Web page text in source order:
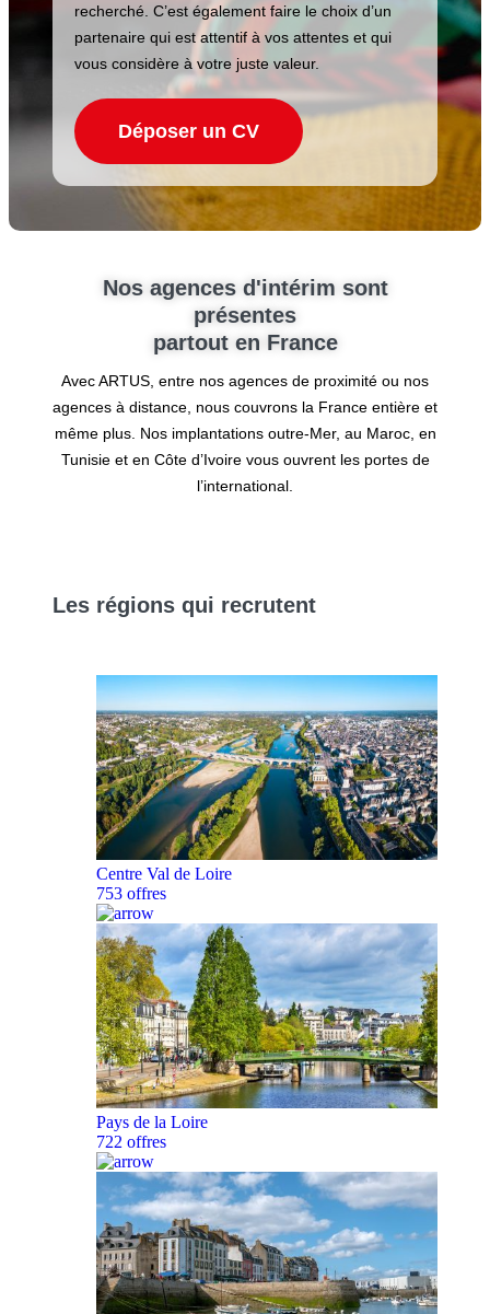
recherché. C’est également faire le choix d’un
partenaire qui est attentif à vos attentes et qui
vous considère à votre juste valeur.
Déposer un CV
Nos agences d'intérim sont
présentes
partout en France
Avec ARTUS, entre nos agences de proximité ou nos
agences à distance, nous couvrons la France entière et
même plus. Nos implantations outre-Mer, au Maroc, en
Tunisie et en Côte d’Ivoire vous ouvrent les portes de
l’international.
Les régions qui recrutent
Centre Val de Loire
753 offres
Pays de la Loire
722 offres